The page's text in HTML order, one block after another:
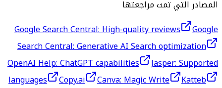
المصادر التي تمت مراجعتها
Google Search Central: High-quality reviews
Google
Search Central: Generative AI Search optimization
OpenAI Help: ChatGPT capabilities
Jasper: Supported
languages
Copy.ai Canva: Magic Write
Katteb